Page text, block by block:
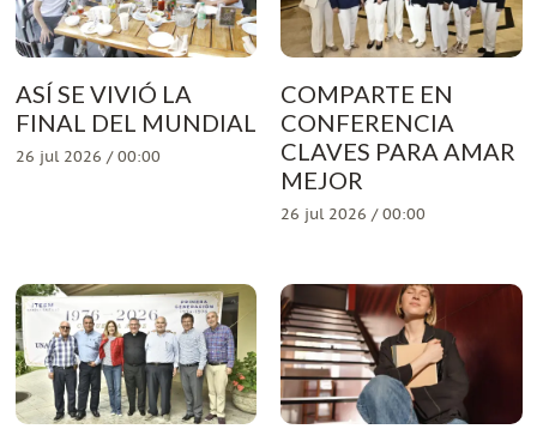
ASÍ SE VIVIÓ LA
FINAL DEL MUNDIAL
26 jul 2026 / 00:00
COMPARTE EN
CONFERENCIA
CLAVES PARA AMAR
MEJOR
26 jul 2026 / 00:00